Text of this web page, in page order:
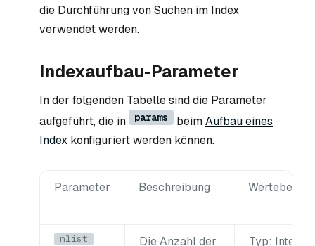
die Durchführung von Suchen im Index
verwendet werden.
Indexaufbau-Parameter
In der folgenden Tabelle sind die Parameter
aufgeführt, die in
params beimAufbau eines
Index konfiguriert werden können.
Parameter Beschreibung
nlist
Die Anzahl der
Typ: Integer